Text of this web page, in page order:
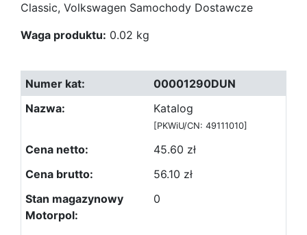
Classic, Volkswagen Samochody Dostawcze
Waga produktu: 0.02 kg
00001290DUN
Katalog
[PKWiU/CN: 49111010]
45.60 zł
56.10 zł
0